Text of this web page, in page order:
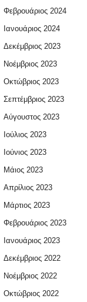
Φεβρουάριος 2024
Ιανουάριος 2024
Δεκέμβριος 2023
Νοέμβριος 2023
Οκτώβριος 2023
Σεπτέμβριος 2023
Αύγουστος 2023
Ιούλιος 2023
Ιούνιος 2023
Μάιος 2023
Απρίλιος 2023
Μάρτιος 2023
Φεβρουάριος 2023
Ιανουάριος 2023
Δεκέμβριος 2022
Νοέμβριος 2022
Οκτώβριος 2022